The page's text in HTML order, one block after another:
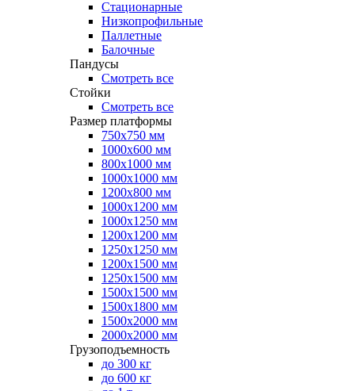
Стационарные
Низкопрофильные
Паллетные
Балочные
Пандусы
Смотреть все
Стойки
Смотреть все
Размер платформы
750х750 мм
1000х600 мм
800х1000 мм
1000х1000 мм
1200х800 мм
1000х1200 мм
1000х1250 мм
1200х1200 мм
1250х1250 мм
1200х1500 мм
1250х1500 мм
1500х1500 мм
1500х1800 мм
1500х2000 мм
2000х2000 мм
Грузоподъемность
до 300 кг
до 600 кг